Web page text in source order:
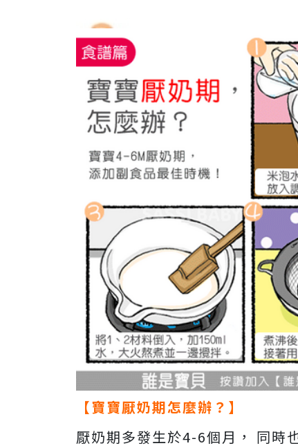
【寶寶厭奶期怎麼辦？】
厭奶期多發生於4-6個月， 同時